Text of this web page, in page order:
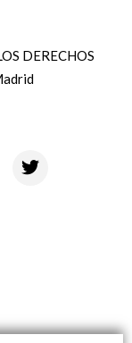
DERECHOS